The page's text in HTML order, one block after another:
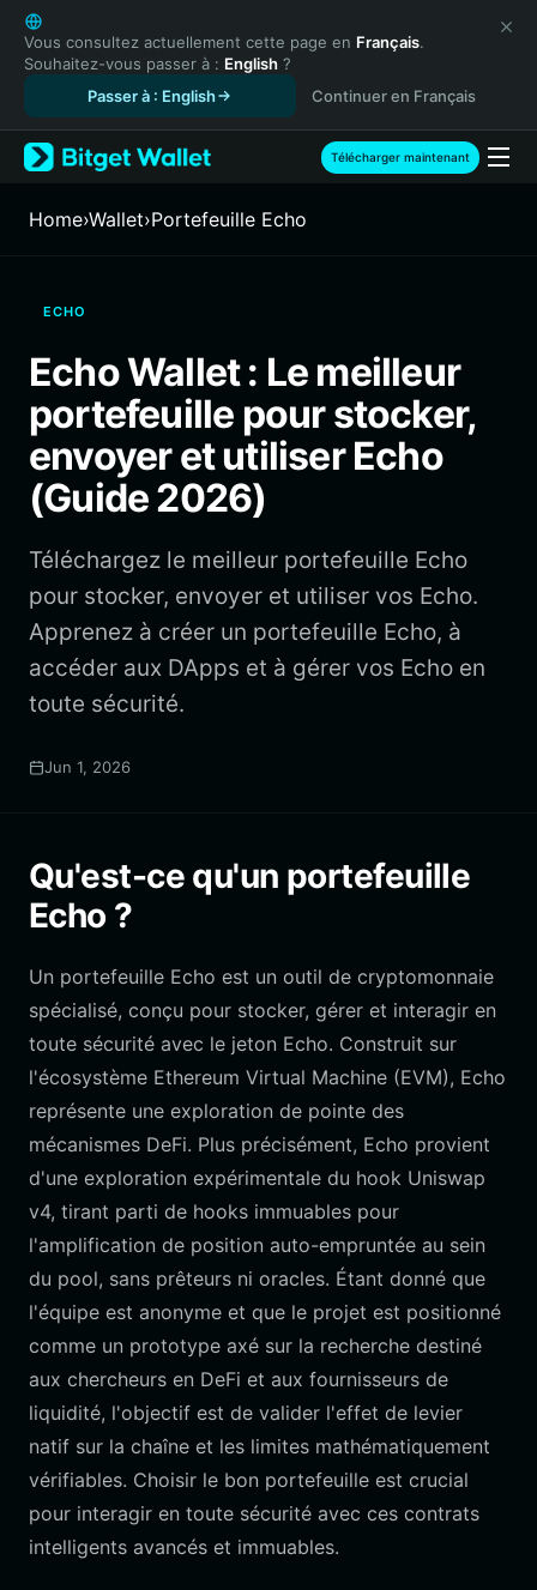
English
日本語
Tiếng Việt
Español (Latinoamérica)
Türkçe
Français
繁體中文
Bahasa Indonesia
ภาษาไทย
Español
Português (Brasil)
Vous consultez actuellement cette page en Français.
Souhaitez-vous passer à : English ?
Passer à : English
Continuer en Français
Télécharger maintenant
Home›Wallet›Portefeuille Echo
ECHO
Echo Wallet : Le meilleur
portefeuille pour stocker,
envoyer et utiliser Echo
(Guide 2026)
Téléchargez le meilleur portefeuille Echo
pour stocker, envoyer et utiliser vos Echo.
Apprenez à créer un portefeuille Echo, à
accéder aux DApps et à gérer vos Echo en
toute sécurité.
Jun 1, 2026
Qu'est-ce qu'un portefeuille
Echo ?
Un portefeuille Echo est un outil de cryptomonnaie
spécialisé, conçu pour stocker, gérer et interagir en
toute sécurité avec le jeton Echo. Construit sur
l'écosystème Ethereum Virtual Machine (EVM), Echo
représente une exploration de pointe des
mécanismes DeFi. Plus précisément, Echo provient
d'une exploration expérimentale du hook Uniswap
v4, tirant parti de hooks immuables pour
l'amplification de position auto-empruntée au sein
du pool, sans prêteurs ni oracles. Étant donné que
l'équipe est anonyme et que le projet est positionné
comme un prototype axé sur la recherche destiné
aux chercheurs en DeFi et aux fournisseurs de
liquidité, l'objectif est de valider l'effet de levier
natif sur la chaîne et les limites mathématiquement
vérifiables. Choisir le bon portefeuille est crucial
pour interagir en toute sécurité avec ces contrats
intelligents avancés et immuables.